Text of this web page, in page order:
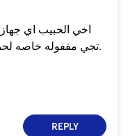
تجي مقفوله خاصه لحماية الجهاز. مينطيك رام مفتوح كامل.
REPLY